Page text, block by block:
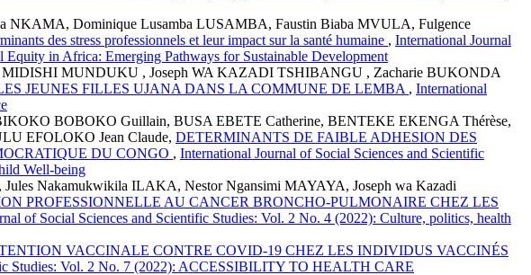
NKAMA, Dominique Lusamba LUSAMBA, Faustin Biaba MVULA, Fulgence
des stress professionnels et leur impact sur la santé humaine , International Journal
in Africa: Emerging Pathways for Sustainable Development
MUNDUKU , Joseph WA KAZADI TSHIBANGU , Zacharie BUKONDA
JEUNES FILLES UJANA DANS LA COMMUNE DE LEMBA , International
BOBOKO Guillain, BUSA EBETE Catherine, BENTEKE EKENGA Thérèse,
EFOLOKO Jean Claude, DETERMINANTS DE FAIBLE ADHESION DES
DU CONGO , International Journal of Social Sciences and Scientific
Well-being
Nakamukwikila ILAKA, Nestor Ngansimi MAYAYA, Joseph wa Kazadi
PROFESSIONNELLE AU CANCER BRONCHO-PULMONAIRE CHEZ LES
of Social Sciences and Scientific Studies: Vol. 2 No. 4 (2022): Culture, politics, health
VACCINALE CONTRE COVID-19 CHEZ LES INDIVIDUS VACCINÉS
Studies: Vol. 2 No. 7 (2022): ACCESSIBILITY TO HEALTH CARE